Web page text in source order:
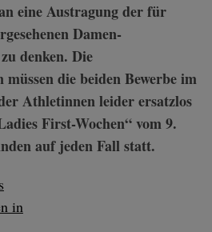
eine Austragung der für
Damen-
denken. Die
die beiden Bewerbe im
Athletinnen leider ersatzlos
First-Wochen“ vom 9.
auf jeden Fall statt.